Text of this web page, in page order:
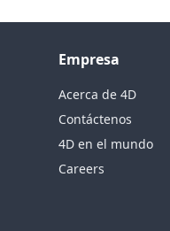
Empresa
Acerca de 4D
Contáctenos
4D en el mundo
Careers